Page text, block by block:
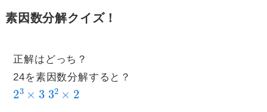
素因数分解クイズ！
正解はどっち？
24を素因数分解すると？
23 3 32 2